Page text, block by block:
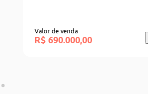
Valor de venda
R$ 690.000,00